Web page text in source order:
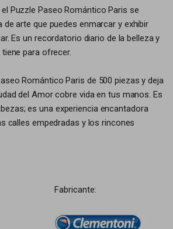
Puzzle Paseo Romántico Paris se
de arte que puedes enmarcar y exhibir
Es un recordatorio diario de la belleza y
para ofrecer.
Romántico Paris de 500 piezas y deja
del Amor cobre vida en tus manos. Es
es una experiencia encantadora
calles empedradas y los rincones
Fabricante: